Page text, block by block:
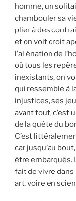
homme, un
chambouler sa
plier à des
et on voit croit
l’aliénation de
où tous les
inexistants, on
qui ressemble à
injustices, ses
avant tout, c’est
de la quête du
C’est
car jusqu’au
être embarqués.
fait de vivre dans
art, voire en